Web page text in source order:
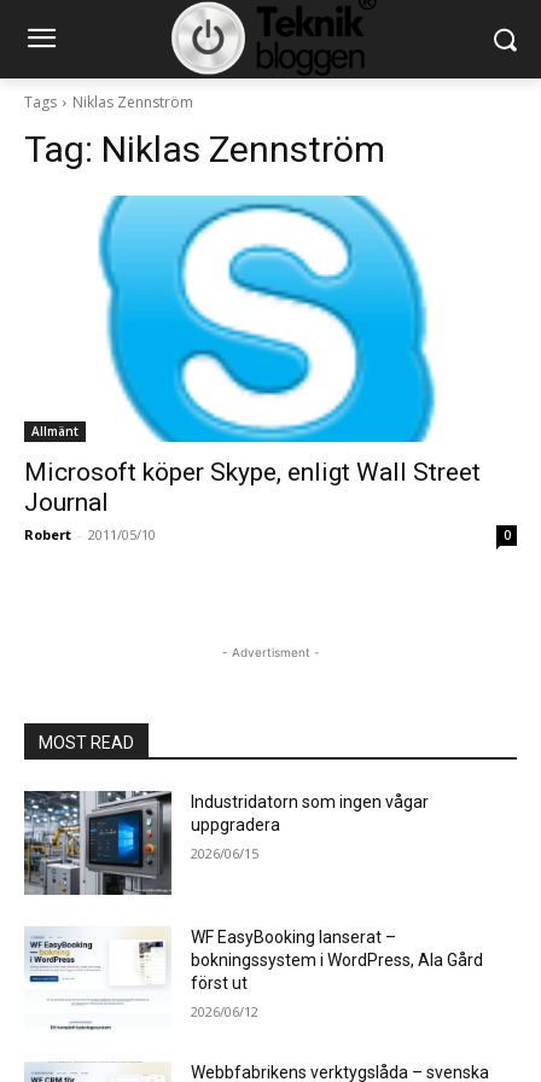
Tags Niklas Zennström
Tag: Niklas Zennström
Allmänt
Microsoft köper Skype, enligt Wall Street
Journal
Robert - 2011/05/10 0
- Advertisment -
MOST READ
Industridatorn som ingen vågar
uppgradera
2026/06/15
WF EasyBooking lanserat –
bokningssystem i WordPress, Ala Gård
först ut
2026/06/12
Webbfabrikens verktygslåda – svenska